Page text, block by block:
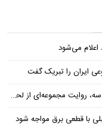
ایران را تبریک گفت
مجموعه‌ای از لحظه‌هاست
با قطعی برق مواجه شود